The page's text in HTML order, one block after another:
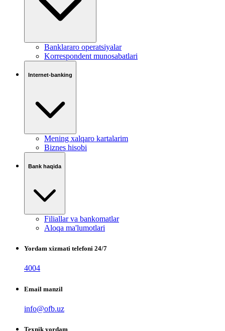
Banklararo operatsiyalar
Korrespondent munosabatlari
Internet-banking
Mening xalqaro kartalarim
Biznes hisobi
Bank haqida
Filiallar va bankomatlar
Aloqa ma'lumotlari
Yordam xizmati telefoni 24/7
4004
Email manzil
info@ofb.uz
Texnik yordam